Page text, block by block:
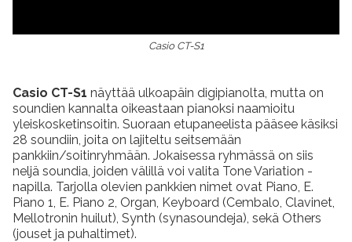
Casio CT-S1
Casio CT-S1 näyttää ulkoapäin digipianolta, mutta on
soundien kannalta oikeastaan pianoksi naamioitu
yleiskosketinsoitin. Suoraan etupaneelista pääsee käsiksi
28 soundiin, joita on lajiteltu seitsemään
pankkiin/soitinryhmään. Jokaisessa ryhmässä on siis
neljä soundia, joiden välillä voi valita Tone Variation -
napilla. Tarjolla olevien pankkien nimet ovat Piano, E.
Piano 1, E. Piano 2, Organ, Keyboard (Cembalo, Clavinet,
Mellotronin huilut), Synth (synasoundeja), sekä Others
(jouset ja puhaltimet).